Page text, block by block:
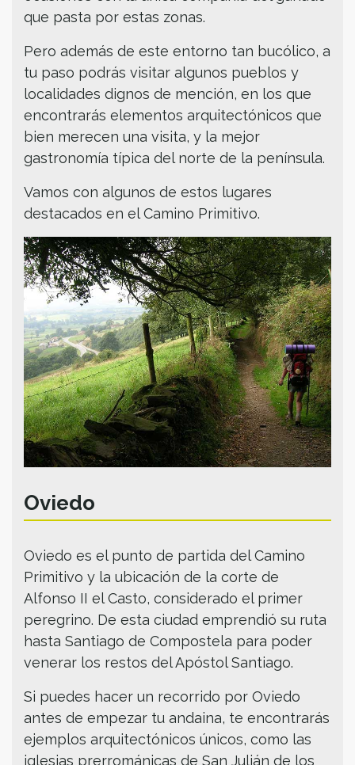
que pasta por estas zonas.
Pero además de este entorno tan bucólico, a
tu paso podrás visitar algunos pueblos y
localidades dignos de mención, en los que
encontrarás elementos arquitectónicos que
bien merecen una visita, y la mejor
gastronomía típica del norte de la península.
Vamos con algunos de estos lugares
destacados en el Camino Primitivo.
Oviedo
Oviedo es el punto de partida del Camino
Primitivo y la ubicación de la corte de
Alfonso II el Casto, considerado el primer
peregrino. De esta ciudad emprendió su ruta
hasta Santiago de Compostela para poder
venerar los restos del Apóstol Santiago.
Si puedes hacer un recorrido por Oviedo
antes de empezar tu andaina, te encontrarás
ejemplos arquitectónicos únicos, como las
iglesias prerrománicas de San Julián de los